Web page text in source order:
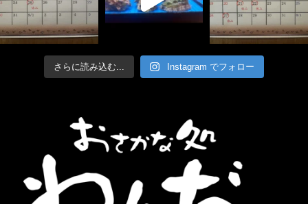
さらに読み込む... Instagram でフォロー